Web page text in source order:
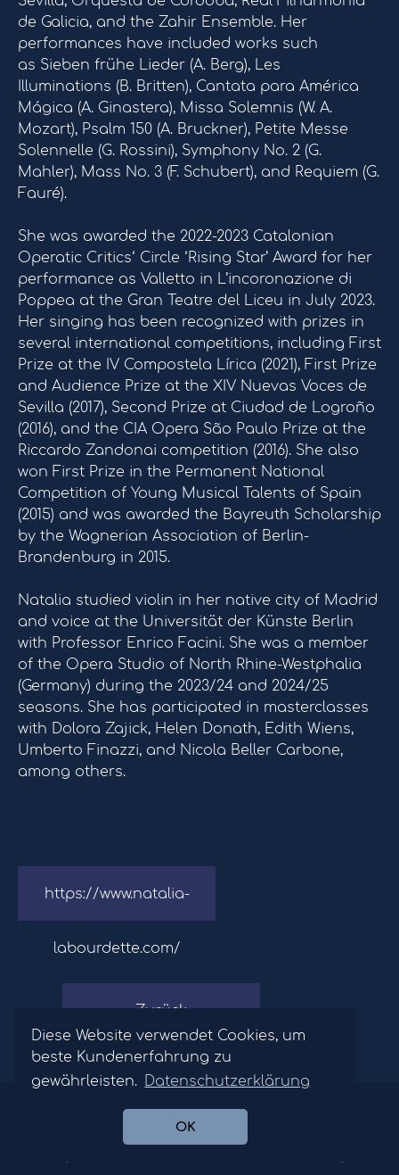
Diese Website verwendet Cookies, um
beste Kundenerfahrung zu
gewährleisten. Datenschutzerklärung
OK
de Galicia, and the Zahir Ensemble. Her
performances have included works such
as Sieben frühe Lieder (A. Berg), Les
Illuminations (B. Britten), Cantata para América
Mágica (A. Ginastera), Missa Solemnis (W. A.
Mozart), Psalm 150 (A. Bruckner), Petite Messe
Solennelle (G. Rossini), Symphony No. 2 (G.
Mahler), Mass No. 3 (F. Schubert), and Requiem (G.
Fauré).
She was awarded the 2022-2023 Catalonian
Operatic Critics‘ Circle ‘Rising Star’ Award for her
performance as Valletto in L’incoronazione di
Poppea at the Gran Teatre del Liceu in July 2023.
Her singing has been recognized with prizes in
several international competitions, including First
Prize at the IV Compostela Lírica (2021), First Prize
and Audience Prize at the XIV Nuevas Voces de
Sevilla (2017), Second Prize at Ciudad de Logroño
(2016), and the CIA Opera São Paulo Prize at the
Riccardo Zandonai competition (2016). She also
won First Prize in the Permanent National
Competition of Young Musical Talents of Spain
(2015) and was awarded the Bayreuth Scholarship
by the Wagnerian Association of Berlin-
Brandenburg in 2015.
Natalia studied violin in her native city of Madrid
and voice at the Universität der Künste Berlin
with Professor Enrico Facini. She was a member
of the Opera Studio of North Rhine-Westphalia
(Germany) during the 2023/24 and 2024/25
seasons. She has participated in masterclasses
with Dolora Zajick, Helen Donath, Edith Wiens,
Umberto Finazzi, and Nicola Beller Carbone,
among others.
https://www.natalia-
labourdette.com/
Zurück
Impressum